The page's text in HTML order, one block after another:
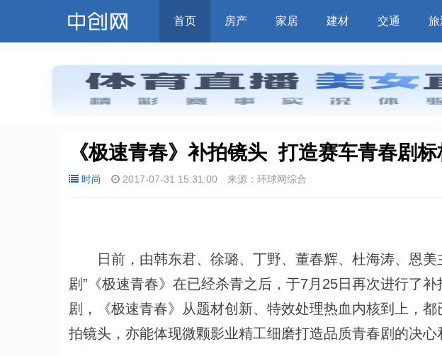
首页 房产 家居 建材 交通 旅
《极速青春》补拍镜头  打造赛车青春剧
时尚 2017-07-31 15:31:00 来源：环球网综合
日前，由韩东君、徐璐、丁野、董春辉、杜海涛、恩美
剧”《极速青春》在已经杀青之后，于7月25日再次进行了
剧，《极速青春》从题材创新、特效处理热血内核到上，
拍镜头，亦能体现微颗影业精工细磨打造品质青春剧的决心